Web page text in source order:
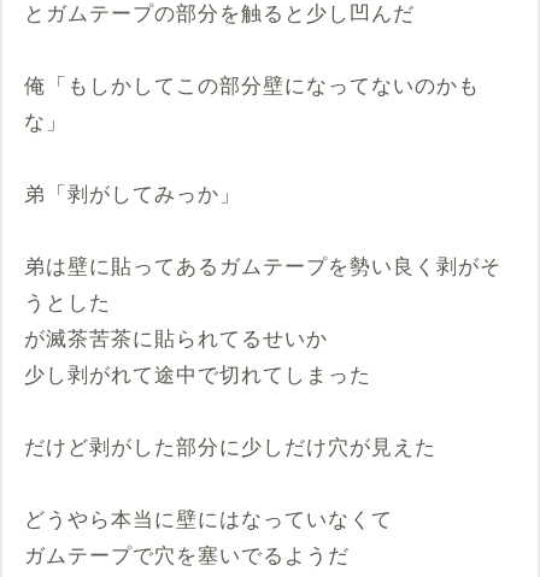
とガムテープの部分を触ると少し凹んだ
俺「もしかしてこの部分壁になってないのかも
な」
弟「剥がしてみっか」
弟は壁に貼ってあるガムテープを勢い良く剥がそ
うとした
が滅茶苦茶に貼られてるせいか
少し剥がれて途中で切れてしまった
だけど剥がした部分に少しだけ穴が見えた
どうやら本当に壁にはなっていなくて
ガムテープで穴を塞いでるようだ